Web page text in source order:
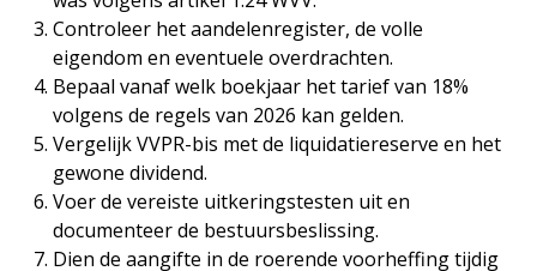
Controleer het aandelenregister, de volle
eigendom en eventuele overdrachten.
Bepaal vanaf welk boekjaar het tarief van 18%
volgens de regels van 2026 kan gelden.
Vergelijk VVPR-bis met de liquidatiereserve en het
gewone dividend.
Voer de vereiste uitkeringstesten uit en
documenteer de bestuursbeslissing.
Dien de aangifte in de roerende voorheffing tijdig